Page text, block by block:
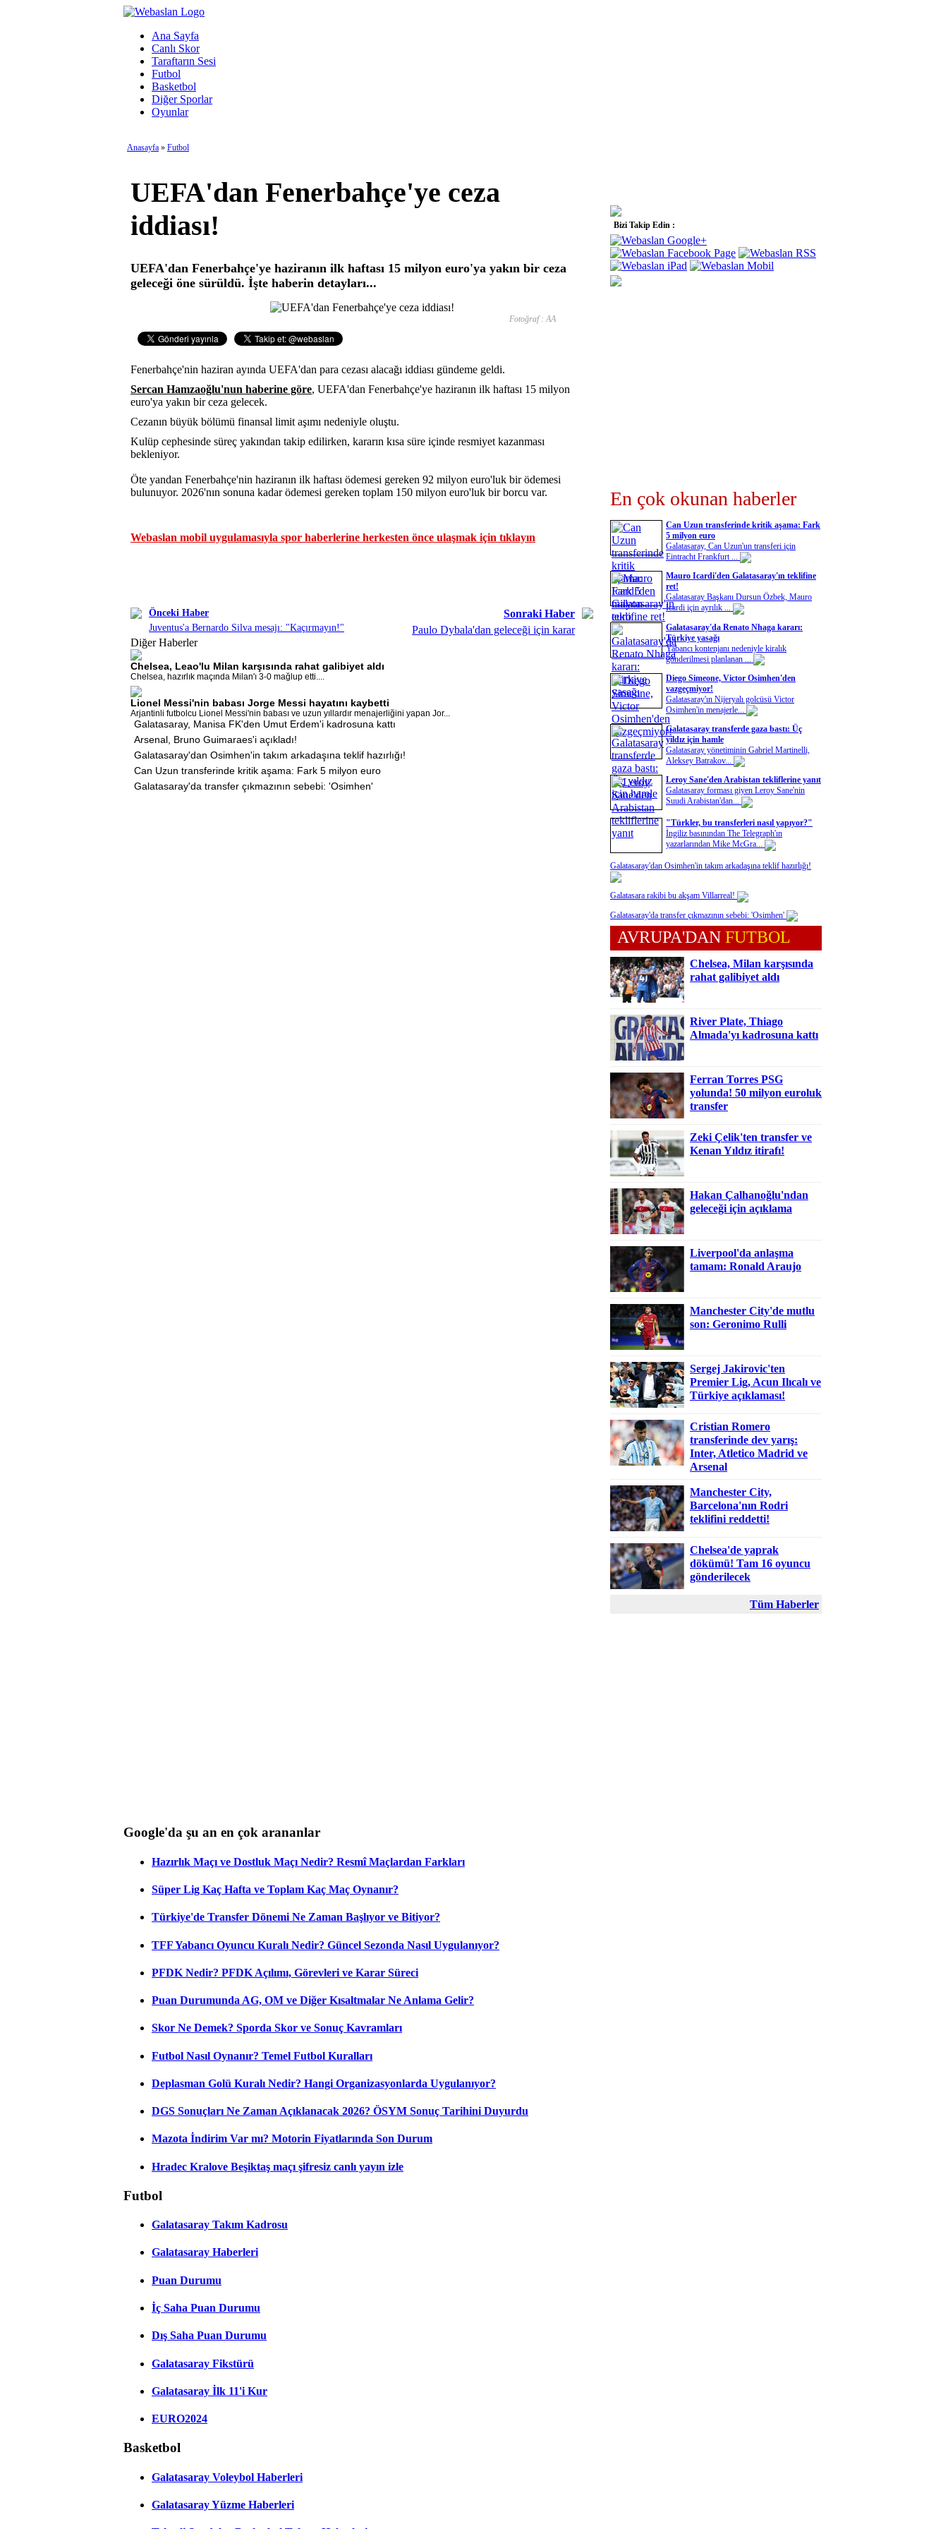
Ana Sayfa
Canlı Skor
Taraftarın Sesi
Futbol
Basketbol
Diğer Sporlar
Oyunlar
Anasayfa » Futbol
UEFA'dan Fenerbahçe'ye ceza
iddiası!
UEFA'dan Fenerbahçe'ye haziranın ilk haftası 15 milyon euro'ya yakın bir ceza
geleceği öne sürüldü. İşte haberin detayları...
Fotoğraf : AA
Fenerbahçe'nin haziran ayında UEFA'dan para cezası alacağı iddiası gündeme geldi.
Sercan Hamzaoğlu'nun haberine göre, UEFA'dan Fenerbahçe'ye haziranın ilk haftası 15 milyon
euro'ya yakın bir ceza gelecek.
Cezanın büyük bölümü finansal limit aşımı nedeniyle oluştu.
Kulüp cephesinde süreç yakından takip edilirken, kararın kısa süre içinde resmiyet kazanması
bekleniyor.
Öte yandan Fenerbahçe'nin haziranın ilk haftası ödemesi gereken 92 milyon euro'luk bir ödemesi
bulunuyor. 2026'nın sonuna kadar ödemesi gereken toplam 150 milyon euro'luk bir borcu var.
Webaslan mobil uygulamasıyla spor haberlerine herkesten önce ulaşmak için tıklayın
Önceki Haber
Juventus'a Bernardo Silva mesajı: "Kaçırmayın!"
Sonraki Haber
Paulo Dybala'dan geleceği için karar
Diğer Haberler
Chelsea, Leao'lu Milan karşısında rahat galibiyet aldı
Chelsea, hazırlık maçında Milan'ı 3-0 mağlup etti....
Lionel Messi'nin babası Jorge Messi hayatını kaybetti
Arjantinli futbolcu Lionel Messi'nin babası ve uzun yıllardır menajerliğini yapan Jor...
Galatasaray, Manisa FK'den Umut Erdem'i kadrosuna kattı
Arsenal, Bruno Guimaraes'i açıkladı!
Galatasaray'dan Osimhen'in takım arkadaşına teklif hazırlığı!
Can Uzun transferinde kritik aşama: Fark 5 milyon euro
Galatasaray'da transfer çıkmazının sebebi: 'Osimhen'
Bizi Takip Edin :
En çok okunan haberler
Can Uzun transferinde kritik aşama: Fark
5 milyon euro
Galatasaray, Can Uzun'un transferi için
Eintracht Frankfurt ...
Mauro Icardi'den Galatasaray'ın teklifine
ret!
Galatasaray Başkanı Dursun Özbek, Mauro
Icardi için ayrılık ...
Galatasaray'da Renato Nhaga kararı:
Türkiye yasağı
Yabancı kontenjanı nedeniyle kiralık
gönderilmesi planlanan ...
Diego Simeone, Victor Osimhen'den
vazgeçmiyor!
Galatasaray'ın Nijeryalı golcüsü Victor
Osimhen'in menajerle...
Galatasaray transferde gaza bastı: Üç
yıldız için hamle
Galatasaray yönetiminin Gabriel Martinelli,
Aleksey Batrakov...
Leroy Sane'den Arabistan tekliflerine yanıt
Galatasaray forması giyen Leroy Sane'nin
Suudi Arabistan'dan...
"Türkler, bu transferleri nasıl yapıyor?"
İngiliz basınından The Telegraph'ın
yazarlarından Mike McGra...
Galatasaray'dan Osimhen'in takım arkadaşına teklif hazırlığı!
Galatasara rakibi bu akşam Villarreal!
Galatasaray'da transfer çıkmazının sebebi: 'Osimhen'
AVRUPA'DAN FUTBOL
Chelsea, Milan karşısında
rahat galibiyet aldı
River Plate, Thiago
Almada'yı kadrosuna kattı
Ferran Torres PSG
yolunda! 50 milyon euroluk
transfer
Zeki Çelik'ten transfer ve
Kenan Yıldız itirafı!
Hakan Çalhanoğlu'ndan
geleceği için açıklama
Liverpool'da anlaşma
tamam: Ronald Araujo
Manchester City'de mutlu
son: Geronimo Rulli
Sergej Jakirovic'ten
Premier Lig, Acun Ilıcalı ve
Türkiye açıklaması!
Cristian Romero
transferinde dev yarış:
Inter, Atletico Madrid ve
Arsenal
Manchester City,
Barcelona'nın Rodri
teklifini reddetti!
Chelsea'de yaprak
dökümü! Tam 16 oyuncu
gönderilecek
Tüm Haberler
Google'da şu an en çok arananlar
Hazırlık Maçı ve Dostluk Maçı Nedir? Resmî Maçlardan Farkları
Süper Lig Kaç Hafta ve Toplam Kaç Maç Oynanır?
Türkiye'de Transfer Dönemi Ne Zaman Başlıyor ve Bitiyor?
TFF Yabancı Oyuncu Kuralı Nedir? Güncel Sezonda Nasıl Uygulanıyor?
PFDK Nedir? PFDK Açılımı, Görevleri ve Karar Süreci
Puan Durumunda AG, OM ve Diğer Kısaltmalar Ne Anlama Gelir?
Skor Ne Demek? Sporda Skor ve Sonuç Kavramları
Futbol Nasıl Oynanır? Temel Futbol Kuralları
Deplasman Golü Kuralı Nedir? Hangi Organizasyonlarda Uygulanıyor?
DGS Sonuçları Ne Zaman Açıklanacak 2026? ÖSYM Sonuç Tarihini Duyurdu
Mazota İndirim Var mı? Motorin Fiyatlarında Son Durum
Hradec Kralove Beşiktaş maçı şifresiz canlı yayın izle
Futbol
Galatasaray Takım Kadrosu
Galatasaray Haberleri
Puan Durumu
İç Saha Puan Durumu
Dış Saha Puan Durumu
Galatasaray Fikstürü
Galatasaray İlk 11'i Kur
EURO2024
Basketbol
Galatasaray Voleybol Haberleri
Galatasaray Yüzme Haberleri